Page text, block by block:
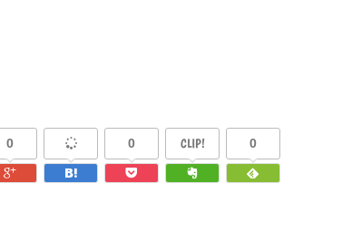
0 0 CLIP! 0